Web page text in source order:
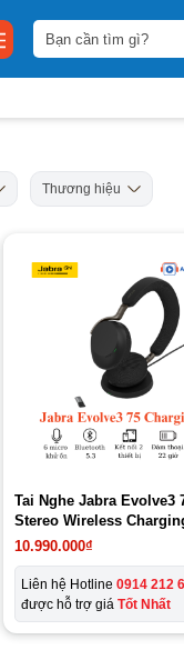
Tìm
kiếm:
Thương hiệu
Tai Nghe Jabra Evolve3
Stereo Wireless
10.990.000₫
Liên hệ Hotline 0914 212
được hỗ trợ giá Tốt Nhất